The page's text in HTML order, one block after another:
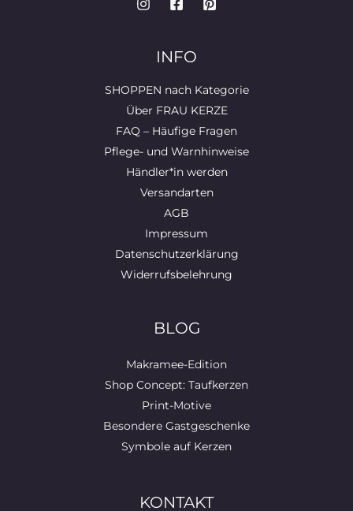
INFO
SHOPPEN nach Kategorie
Über FRAU KERZE
FAQ – Häufige Fragen
Pflege- und Warnhinweise
Händler*in werden
Versandarten
AGB
Impressum
Datenschutzerklärung
Widerrufsbelehrung
BLOG
Makramee-Edition
Shop Concept: Taufkerzen
Print-Motive
Besondere Gastgeschenke
Symbole auf Kerzen
KONTAKT